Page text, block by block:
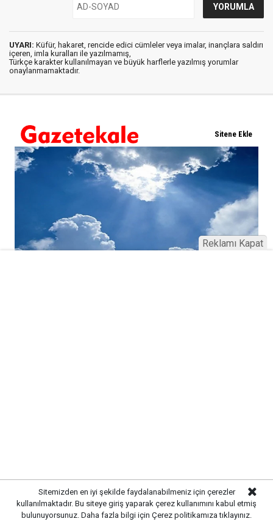
UYARI: Küfür, hakaret, rencide edici cümleler veya imalar, inançlara saldırı
içeren, imla kuralları ile yazılmamış,
Türkçe karakter kullanılmayan ve büyük harflerle yazılmış yorumlar
onaylanmamaktadır.
Yayınlanma: 06 Ağustos 2026 Perşembe 09:18
Sitemizden en iyi şekilde faydalanabilmeniz için çerezler
kullanılmaktadır. Bu siteye giriş yaparak çerez kullanımını kabul etmiş
bulunuyorsunuz. Daha fazla bilgi için Çerez politikamıza tıklayınız.
Reklamı Kapat